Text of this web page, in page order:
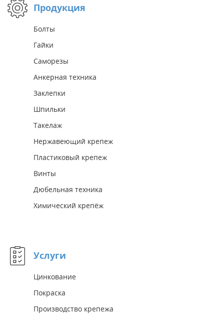
Продукция
Болты
Гайки
Саморезы
Анкерная техника
Заклепки
Шпильки
Такелаж
Нержавеющий крепеж
Пластиковый крепеж
Винты
Дюбельная техника
Химический крепёж
Услуги
Цинкование
Покраска
Производство крепежа